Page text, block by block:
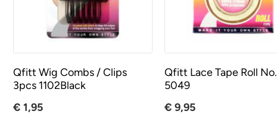
Qfitt Wig Combs / Clips
3pcs 1102Black
€ 1,95
Qfitt Lace Tape Roll No.
5049
€ 9,95